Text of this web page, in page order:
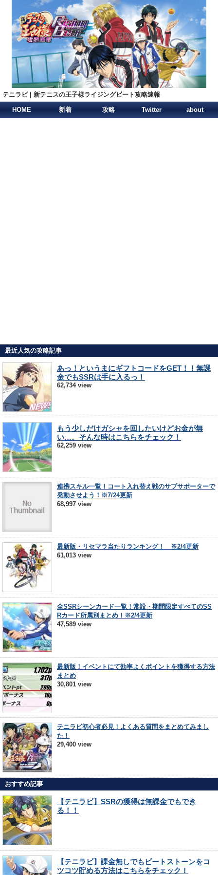
テニラビ | 新テニスの王子様ライジングビート攻略速報
HOME 新着 攻略 Twitter about
最近人気の攻略記事
あっ！というまにギフトコードをGET！！無課
金でもSSRは手に入るっ！
62,734 view
もう少しだけガシャを回したいけどお金が無
い…。そんな時はこちらをチェック！
62,259 view
連携スキル一覧！コート入れ替え戦のサブサポーターで
発動させよう！※7/24更新
68,997 view
最新版・リセマラ当たりランキング！ ※2/4更新
61,013 view
全SSRシーンカード一覧！常設・期間限定すべてのSS
Rカード所属別まとめ！※2/4更新
47,589 view
最新版！イベントにて効率よくポイントを獲得する方法
まとめ
30,801 view
テニラビ初心者必見！よくある質問をまとめてみまし
た！
29,400 view
おすすめ記事
【テニラビ】SSRの獲得は無課金でもでき
る！！
【テニラビ】課金無しでもビートストーンをコ
ツコツ貯める方法はこちらをチェック！